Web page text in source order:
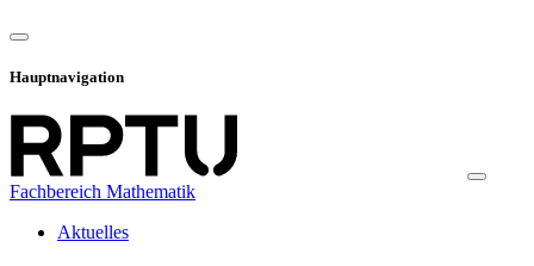
Hauptnavigation
Fachbereich Mathematik
Aktuelles